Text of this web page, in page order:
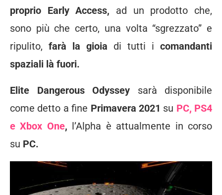
proprio Early Access, ad un prodotto che,
sono più che certo, una volta “sgrezzato” e
ripulito, farà la gioia di tutti i comandanti
spaziali là fuori.
Elite Dangerous Odyssey sarà disponibile
come detto a fine Primavera 2021 su PC, PS4
e Xbox One, l’Alpha è attualmente in corso
su PC.